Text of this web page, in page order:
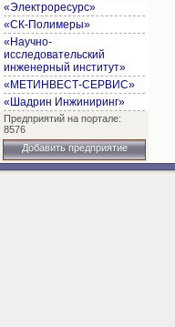
«Электроресурс»
«СК-Полимеры»
«Научно-
исследовательский
инженерный институт»
«МЕТИНВЕСТ-СЕРВИС»
«Шадрин Инжиниринг»
Предприятий на портале:
8576
Добавить предприятие